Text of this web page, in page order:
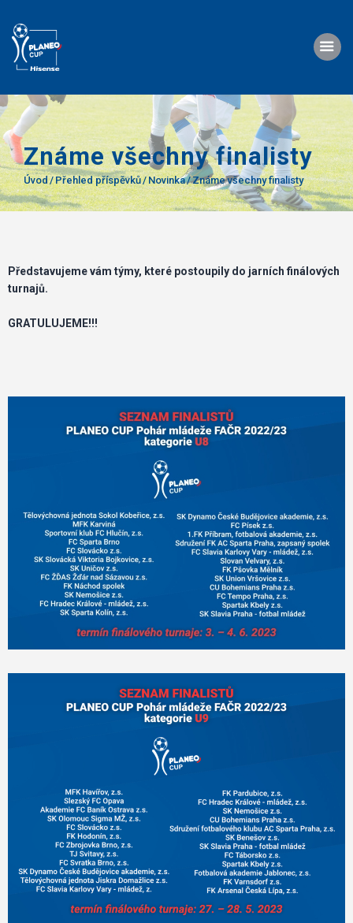
Známe všechny finalisty
Úvod Přehled příspěvků Novinka Známe všechny finalisty
O nás
Turnaje
Propozice
Foto
Kontakty
Představujeme vám týmy, které postoupily do jarních finálových
turnajů.
GRATULUJEME!!!